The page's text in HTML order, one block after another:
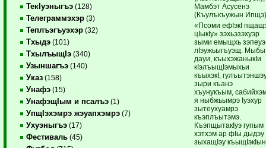
ТекIуэныгъэ (128)
Телеграммэхэр (3)
Теплъэгъуэхэр (32)
Тхыдэ (101)
ТхылъыщIэ (340)
Узыншагъэ (140)
Указ (158)
Унафэ (15)
УнафэщIым и псалъэ (1)
УпщIэхэмрэ жэуапхэмрэ (7)
Ухуэныгъэ (17)
Фестиваль (45)
Мамбэт Асусенэ
(Къулъкъужын
«Псоми ефIэкI
цIыкIу» зэхьэзэхуэр
зыми емыщхь зэпеуэ
лIэужьыгъуэщ.
дауи, къыхэжаныкIи
кIэлъыщIэмыхьи
къыхэкI,
зыри къанэ
хъунукъым,
я ныбжьымрэ Iуэхур
зытеухуамрэ
къэплъытэмэ.
КъэпщытакIуэ гупым
хэтхэм ар фIы дыдэу
зыхащIэу